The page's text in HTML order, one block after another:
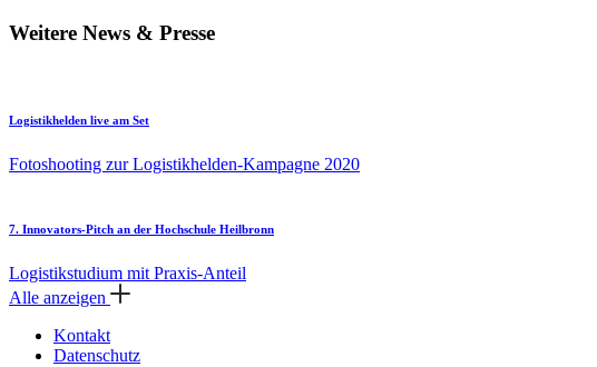
Weitere News & Presse
Logistikhelden live am Set
Fotoshooting zur Logistikhelden-Kampagne 2020
7. Innovators-Pitch an der Hochschule Heilbronn
Logistikstudium mit Praxis-Anteil
Alle anzeigen
Kontakt
Datenschutz